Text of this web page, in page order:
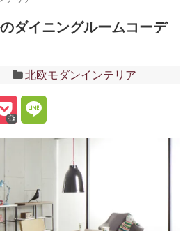
ダイニングルームコーデ
北欧モダンインテリア